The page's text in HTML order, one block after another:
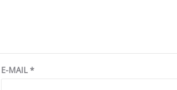
E-MAIL*